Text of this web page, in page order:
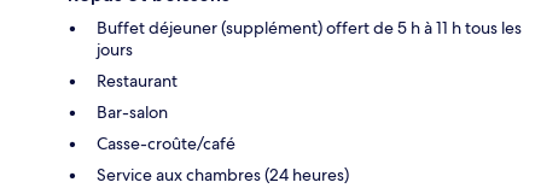
Buffet déjeuner (supplément) offert de 5 h à 11 h tous les
jours
Restaurant
Bar-salon
Casse-croûte/café
Service aux chambres (24 heures)